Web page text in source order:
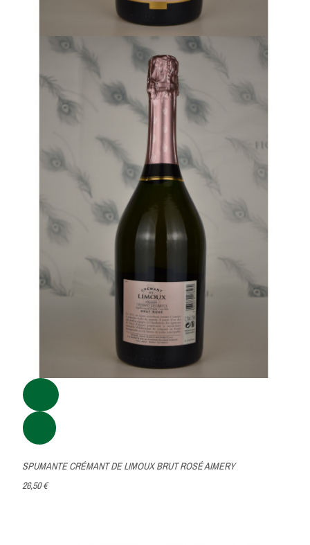
SPUMANTE CRÉMANT DE LIMOUX BRUT ROSÉ AIMERY
26,50 €